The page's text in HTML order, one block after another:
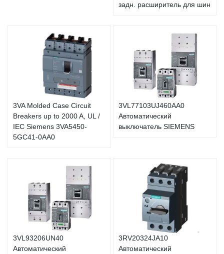
задн. расширитель для шин
3VA Molded Case Circuit
Breakers up to 2000 A, UL /
IEC Siemens 3VA5450-
5GC41-0AA0
3VL77103UJ460AA0
Автоматический
выключатель SIEMENS
3VL93206UN40
Автоматический
3RV20324JA10
Автоматический